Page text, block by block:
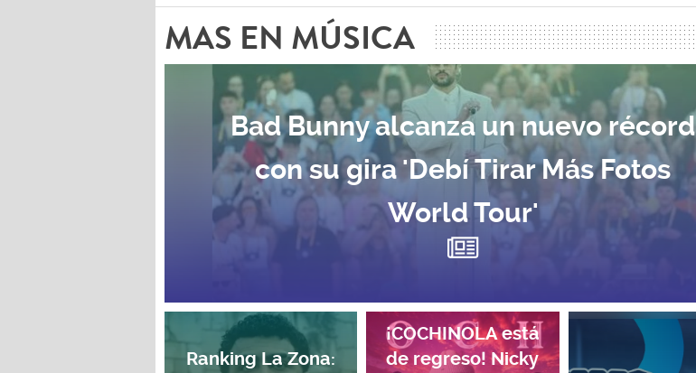
MAS EN MÚSICA
Bad Bunny alcanza un nuevo récord
con su gira 'Debí Tirar Más Fotos
World Tour'
Ranking La Zona:
¡COCHINOLA está
de regreso! Nicky